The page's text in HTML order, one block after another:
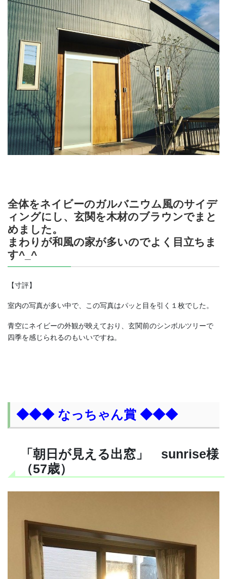
全体をネイビーのガルバニウム風のサイデ
ィングにし、玄関を木材のブラウンでまと
めました。
まわりが和風の家が多いのでよく目立ちま
す^_^
【寸評】
室内の写真が多い中で、この写真はパッと目を引く１枚でした。
青空にネイビーの外観が映えており、玄関前のシンボルツリーで
四季を感じられるのもいいですね。
◆◆◆ なっちゃん賞 ◆◆◆
「朝日が見える出窓」 sunrise様
（57歳）